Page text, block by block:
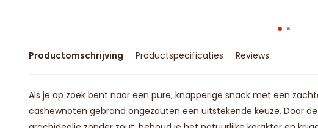
Productomschrijving Productspecificaties Reviews
Als je op zoek bent naar een pure, knapperige snack met een
cashewnoten gebrand ongezouten een uitstekende keuze. Door